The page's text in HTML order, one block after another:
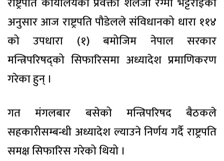
अनुसार आज राष्ट्रपति पौडेलले संविधानको धारा ११४
को उपधारा (१) बमोजिम नेपाल सरकार
मन्त्रिपरिषद्को सिफारिसमा अध्यादेश प्रमाणिकरण
गरेका हुन् ।
गत मंगलबार बसेको मन्त्रिपरिषद बैठकले
सहकारीसम्बन्धी अध्यादेश ल्याउने निर्णय गर्दै राष्ट्रपति
समक्ष सिफारिस गरेको थियो ।